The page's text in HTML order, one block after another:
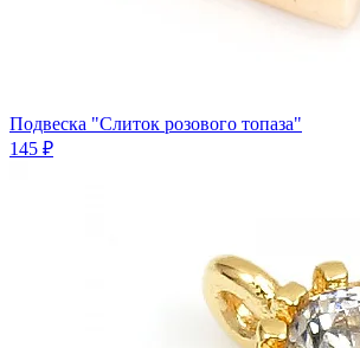
Подвеска "Слиток розового топаза"
145 ₽